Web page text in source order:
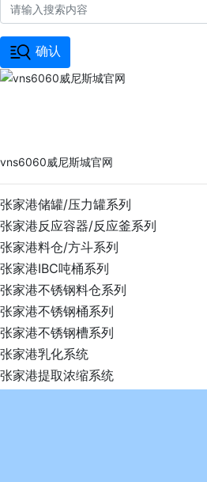
确认
vns6060威尼斯城官网
张家港储罐/压力罐系列
张家港反应容器/反应釜系列
张家港料仓/方斗系列
张家港IBC吨桶系列
张家港不锈钢料仓系列
张家港不锈钢桶系列
张家港不锈钢槽系列
张家港乳化系统
张家港提取浓缩系统